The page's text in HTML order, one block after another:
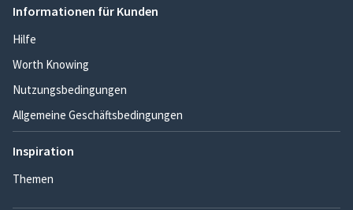
Informationen für Kunden
Hilfe
Worth Knowing
Nutzungsbedingungen
Allgemeine Geschäftsbedingungen
Inspiration
Themen